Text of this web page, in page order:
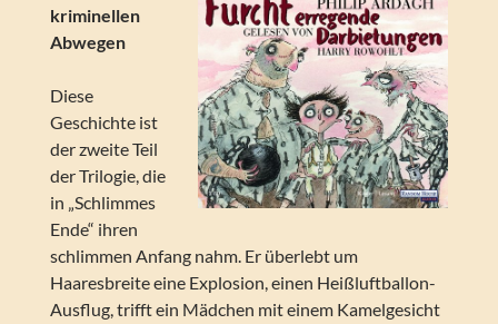
kriminellen
Abwegen
Diese
Geschichte ist
der zweite Teil
der Trilogie, die
in „Schlimmes
Ende“ ihren
schlimmen Anfang nahm. Er überlebt um
Haaresbreite eine Explosion, einen Heißluftballon-
Ausflug, trifft ein Mädchen mit einem Kamelgesicht